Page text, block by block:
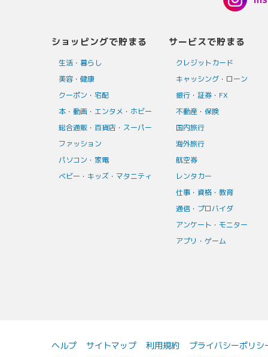
ショッピングで貯まる
生活・暮らし
美容・健康
クーポン・宅配
本・動画・エンタメ・ホビー
総合通販・百貨店・スーパー
ファッション
パソコン・家電
ベビー・キッズ・マタニティ
サービスで貯まる
クレジットカード
キャッシング・ローン
銀行・証券・FX
不動産・保険
国内旅行
海外旅行
航空券
レンタカー
仕事・資格・教育
通信・プロバイダ
アンケート・モニター
アプリ・ゲーム
ヘルプ サイトマップ 利用規約
プライバシーポリシ